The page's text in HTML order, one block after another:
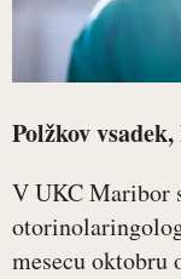
Polžkov
V UKC Maribor
mesecu